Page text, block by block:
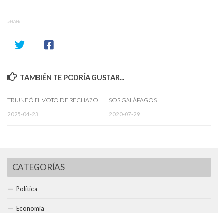
SHARE
TAMBIÉN TE PODRÍA GUSTAR...
TRIUNFÓ EL VOTO DE RECHAZO
2025-04-23
SOS GALÁPAGOS
2020-07-29
CATEGORÍAS
Política
Economía